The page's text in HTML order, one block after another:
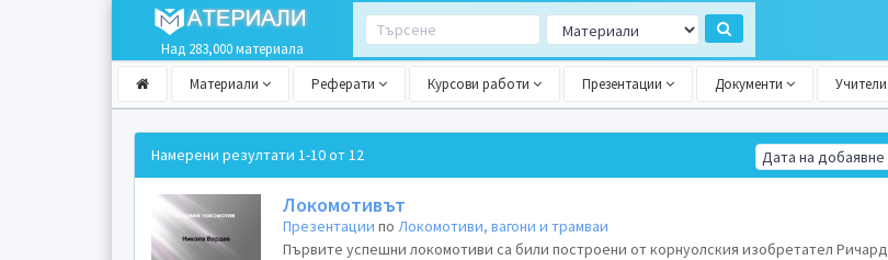
Над 283,000 материала
Материали Реферати Курсови работи Презентации Документи Учители
Намерени резултати 1-10 от 12
Локомотивът
Презентации поЛокомотиви, вагони и трамваи
Първите успешни локомотиви са били построени от корнуолския изобретател Ричард